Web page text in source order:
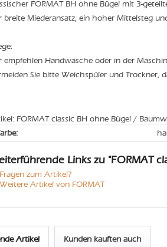
FORMAT BH ohne Bügel mit 3-
breite Miederansatz, ein hoher Mittelsteg
empfehlen Handwäsche oder in der
Sie bitte Weichspüler und Trockner,
FORMAT classic BH ohne Bügel /
Links zu "FORMAT
Fragen zum Artikel?
Weitere Artikel von FORMAT
Artikel Kunden kauften auch